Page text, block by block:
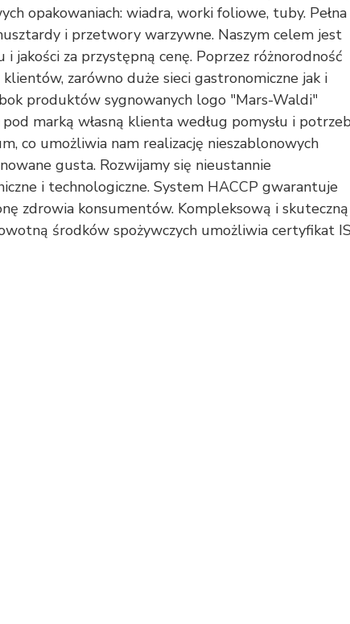
opakowaniach: wiadra, worki foliowe, tuby. Pełna
i przetwory warzywne. Naszym celem jest
jakości za przystępną cenę. Poprzez różnorodność
zarówno duże sieci gastronomiczne jak i
produktów sygnowanych logo "Mars-Waldi"
marką własną klienta według pomysłu i
co umożliwia nam realizację nieszablonowych
gusta. Rozwijamy się nieustannie
i technologiczne. System HACCP gwarantuje
zdrowia konsumentów. Kompleksową i skuteczną
środków spożywczych umożliwia certyfikat